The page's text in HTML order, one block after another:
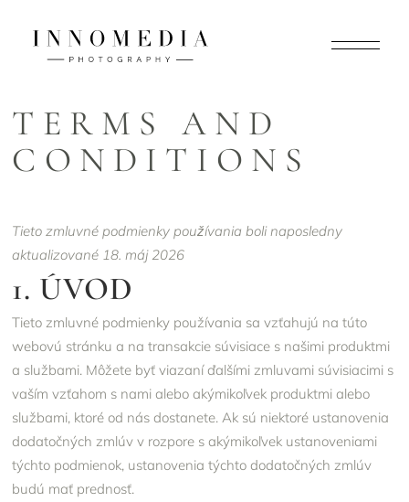
TERMS AND
CONDITIONS
Tieto zmluvné podmienky používania boli naposledny
aktualizované 18. máj 2026
1. ÚVOD
Tieto zmluvné podmienky používania sa vzťahujú na túto
webovú stránku a na transakcie súvisiace s našimi produktmi
a službami. Môžete byť viazaní ďalšími zmluvami súvisiacimi s
vaším vzťahom s nami alebo akýmikoľvek produktmi alebo
službami, ktoré od nás dostanete. Ak sú niektoré ustanovenia
dodatočných zmlúv v rozpore s akýmikoľvek ustanoveniami
týchto podmienok, ustanovenia týchto dodatočných zmlúv
budú mať prednosť.